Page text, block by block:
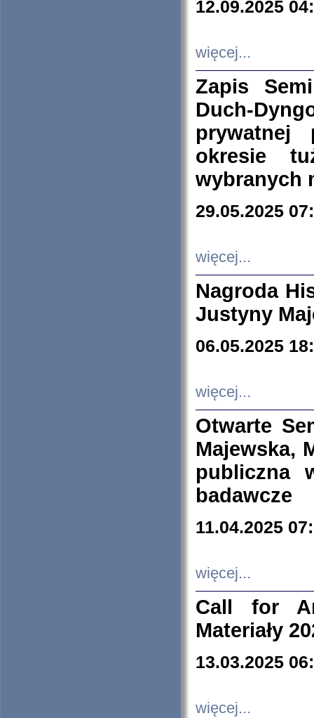
12.09.2025
więcej...
Zapis
Duch-
prywatnej
okresie
wybranych
29.05.2025
więcej...
Nagroda
Justyny
06.05.2025
więcej...
Otwarte
Majewska,
publiczna
badawcze
11.04.2025
więcej...
Call for
Materiały
13.03.2025
więcej...